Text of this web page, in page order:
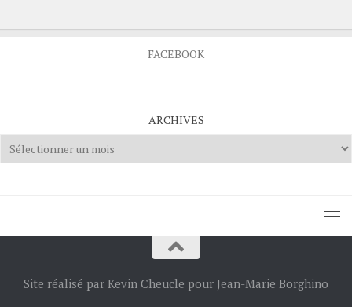
FACEBOOK
ARCHIVES
Archives
Site réalisé par Kevin Cheucle pour Jean-Marie Borghino